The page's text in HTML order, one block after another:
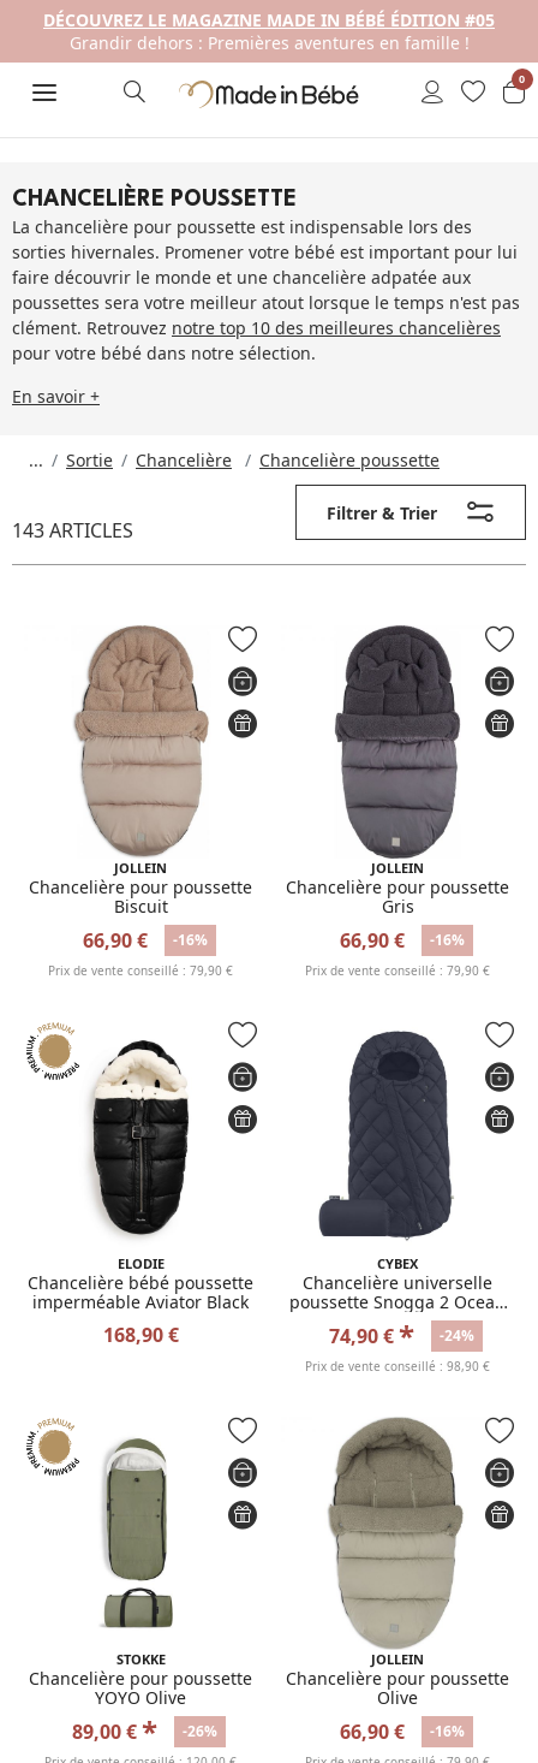
DÉCOUVREZ LE MAGAZINE MADE IN BÉBÉ ÉDITION #05
Grandir dehors : Premières aventures en famille !
0
CHANCELIÈRE POUSSETTE
La chancelière pour poussette est indispensable lors des
sorties hivernales. Promener votre bébé est important pour lui
faire découvrir le monde et une chancelière adpatée aux
poussettes sera votre meilleur atout lorsque le temps n'est pas
clément. Retrouvez notre top 10 des meilleures chancelières
pour votre bébé dans notre sélection.
En savoir +
... Sortie Chancelière Chancelière poussette
143 ARTICLES
Filtrer & Trier
JOLLEIN
Chancelière pour poussette
Biscuit
66,90 € -16%
Prix de vente conseillé : 79,90 €
JOLLEIN
Chancelière pour poussette
Gris
66,90 € -16%
Prix de vente conseillé : 79,90 €
ELODIE
Chancelière bébé poussette
imperméable Aviator Black
168,90 €
CYBEX
Chancelière universelle
poussette Snogga 2 Ocean
Blue
74,90 €* -24%
Prix de vente conseillé : 98,90 €
STOKKE
Chancelière pour poussette
YOYO Olive
89,00 €* -26%
JOLLEIN
Chancelière pour poussette
Olive
66,90 € -16%